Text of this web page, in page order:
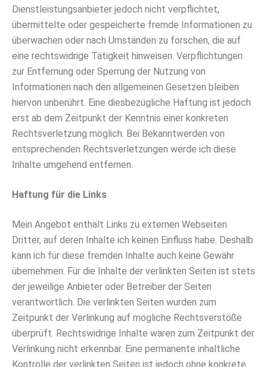
Dienstleistungsanbieter jedoch nicht verpflichtet,
übermittelte oder gespeicherte fremde Informationen zu
überwachen oder nach Umständen zu forschen, die auf
eine rechtswidrige Tätigkeit hinweisen. Verpflichtungen
zur Entfernung oder Sperrung der Nutzung von
Informationen nach den allgemeinen Gesetzen bleiben
hiervon unberührt. Eine diesbezügliche Haftung ist jedoch
erst ab dem Zeitpunkt der Kenntnis einer konkreten
Rechtsverletzung möglich. Bei Bekanntwerden von
entsprechenden Rechtsverletzungen werde ich diese
Inhalte umgehend entfernen.
Haftung für die Links
Mein Angebot enthält Links zu externen Webseiten
Dritter, auf deren Inhalte ich keinen Einfluss habe. Deshalb
kann ich für diese fremden Inhalte auch keine Gewähr
übernehmen. Für die Inhalte der verlinkten Seiten ist stets
der jeweilige Anbieter oder Betreiber der Seiten
verantwortlich. Die verlinkten Seiten wurden zum
Zeitpunkt der Verlinkung auf mögliche Rechtsverstöße
überprüft. Rechtswidrige Inhalte waren zum Zeitpunkt der
Verlinkung nicht erkennbar. Eine permanente inhaltliche
Kontrolle der verlinkten Seiten ist jedoch ohne konkrete